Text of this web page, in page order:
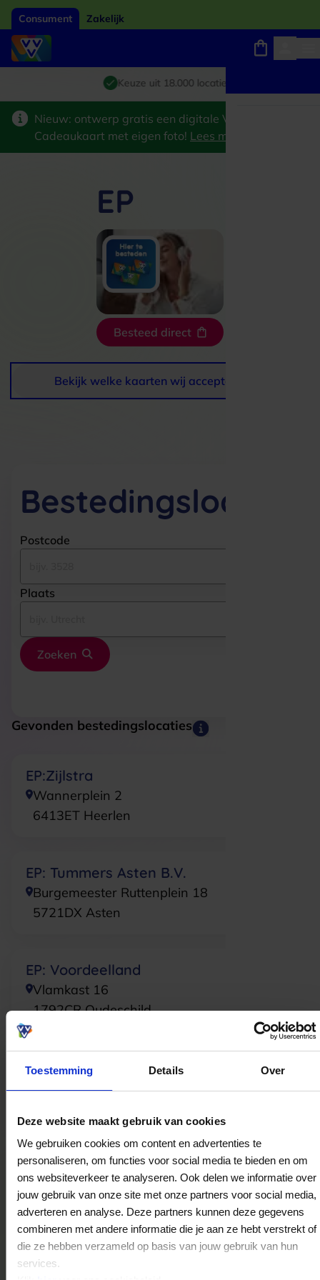
Toestemming Details Over
Deze website maakt gebruik van cookies
We gebruiken cookies om content en advertenties te
personaliseren, om functies voor social media te bieden en om
ons websiteverkeer te analyseren. Ook delen we informatie over
jouw gebruik van onze site met onze partners voor social media,
adverteren en analyse. Deze partners kunnen deze gegevens
combineren met andere informatie die je aan ze hebt verstrekt of
die ze hebben verzameld op basis van jouw gebruik van hun
services.
Consument Zakelijk
Giftcard van het jaar 2026
Keuze uit 18.000 locaties
Winkels, webshops en uitjes
Nieuw: ontwerp gratis een digitale VVV
Cadeaukaart met eigen foto! Lees meer
Besteed direct
EP
Bekijk welke kaarten wij accepteren
Bestedingslocaties
Postcode
Plaats
Zoeken
Gevonden bestedingslocaties
EP:Zijlstra
Wannerplein 2
6413ET Heerlen
EP: Tummers Asten B.V.
Burgemeester Ruttenplein 18
5721DX Asten
EP: Voordeelland
Vlamkast 16
1792CR Oudeschild
EP: van der Molen
Hoofdstraat 88
EP: Kuik
Het Hoekje 17
7913BA Hollandscheveld
EP: Middelharnis